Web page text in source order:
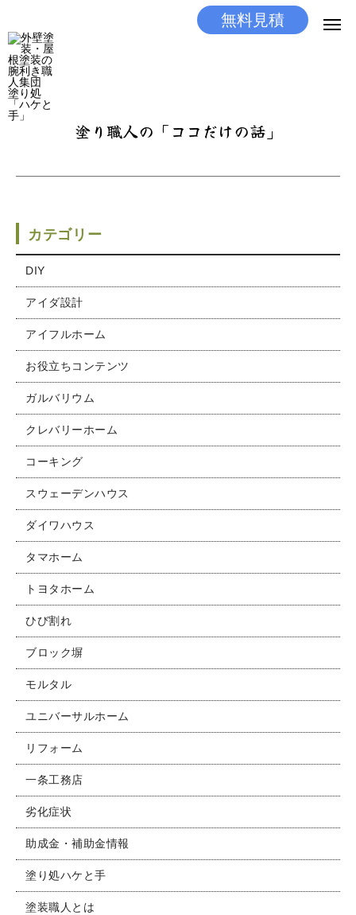
無料見積
塗り職人の「ココだけの話」
カテゴリー
DIY
アイダ設計
アイフルホーム
お役立ちコンテンツ
ガルバリウム
クレバリーホーム
コーキング
スウェーデンハウス
ダイワハウス
タマホーム
トヨタホーム
ひび割れ
ブロック塀
モルタル
ユニバーサルホーム
リフォーム
一条工務店
劣化症状
助成金・補助金情報
塗り処ハケと手
塗装職人とは
工事の流れ
施工実績
ココだけの話
お問い合わせ